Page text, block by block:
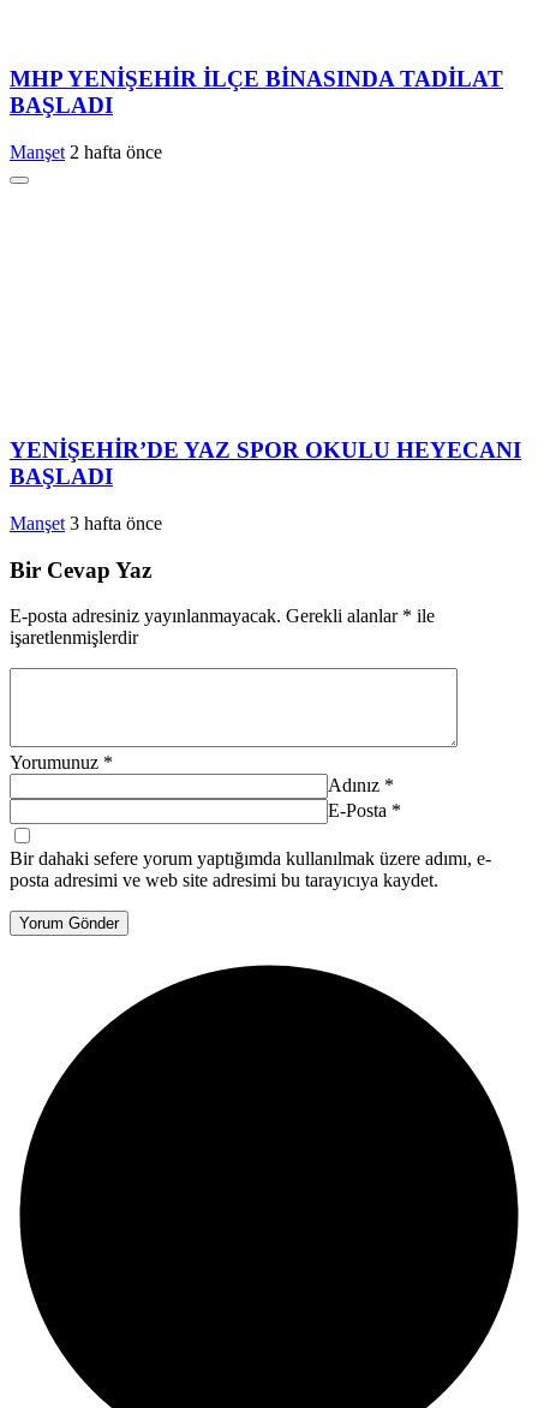
MHP YENİŞEHİR İLÇE BİNASINDA TADİLAT
BAŞLADI
Manşet 2 hafta önce
YENİŞEHİR’DE YAZ SPOR OKULU HEYECANI
BAŞLADI
Manşet 3 hafta önce
Bir Cevap Yaz
E-posta adresiniz yayınlanmayacak. Gerekli alanlar * ile
işaretlenmişlerdir
Yorumunuz *
Adınız *
E-Posta *
Bir dahaki sefere yorum yaptığımda kullanılmak üzere adımı, e-
posta adresimi ve web site adresimi bu tarayıcıya kaydet.
Yorum Gönder